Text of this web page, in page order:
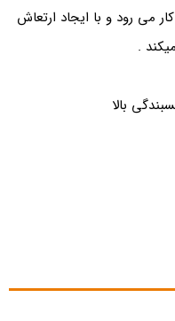
می رود و با ایجاد ارتعاش
.
بالا